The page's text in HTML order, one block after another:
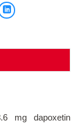
mg dapoxetin